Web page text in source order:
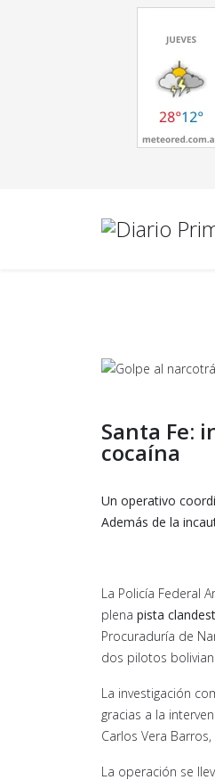
Santa Fe:
cocaína
Un operativo
Además de la
La Policía Federal
plena pista
Procuraduría de
dos pilotos
La investigación
gracias a la
Carlos Vera
La operación se